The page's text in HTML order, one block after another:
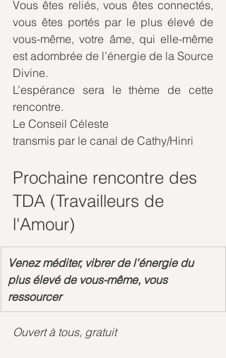
Vous êtes reliés, vous êtes connectés,
vous êtes portés par le plus élevé de
vous-même, votre âme, qui elle-même
est adombrée de l’énergie de la Source
Divine.
L’espérance sera le thème de cette
rencontre.
Le Conseil Céleste
transmis par le canal de Cathy/Hinri
Prochaine rencontre des
TDA (Travailleurs de
l'Amour)
Venez méditer, vibrer de l'énergie du
plus élevé de vous-même, vous
ressourcer
Ouvert à tous, gratuit